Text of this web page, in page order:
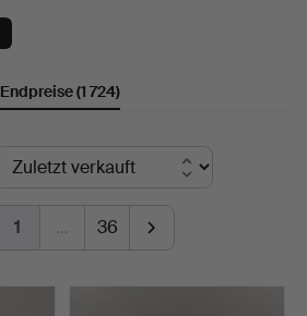
Endpreise(1 724)
1 … 36